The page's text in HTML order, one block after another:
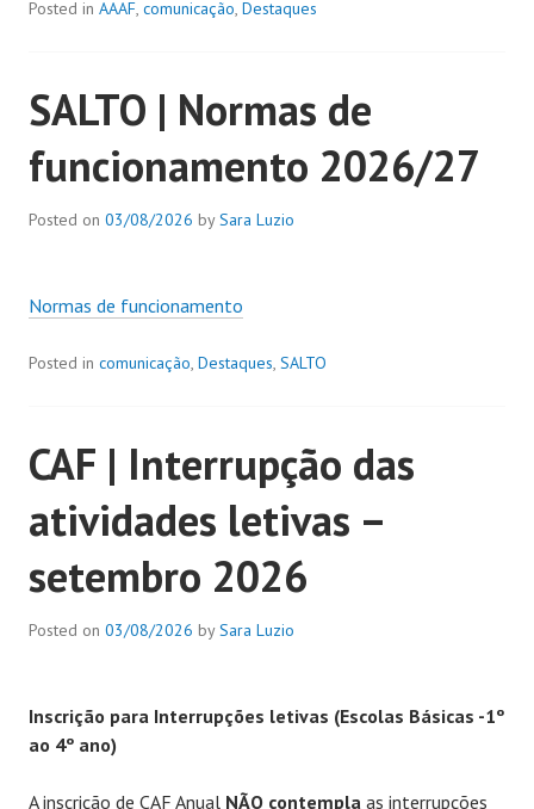
Posted in AAAF, comunicação, Destaques
SALTO | Normas de
funcionamento 2026/27
Posted on 03/08/2026 bySara Luzio
Normas de funcionamento
Posted in comunicação, Destaques, SALTO
CAF | Interrupção das
atividades letivas –
setembro 2026
Posted on 03/08/2026 bySara Luzio
Inscrição para Interrupções letivas (Escolas Básicas -1º
ao 4º ano)
A inscrição de CAF Anual NÃO contempla as interrupções